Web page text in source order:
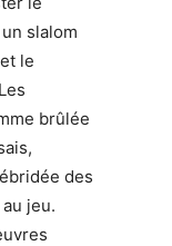
slalom
le
brûlée
des
jeu.